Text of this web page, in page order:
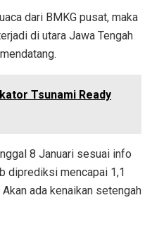
dari BMKG pusat, maka
di utara Jawa Tengah
Tsunami Ready
8 Januari sesuai info
diprediksi mencapai 1,1
ada kenaikan setengah